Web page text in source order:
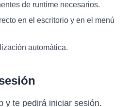
de runtime necesarios.
en el escritorio y en el menú
automática.
y te pedirá iniciar sesión.